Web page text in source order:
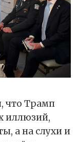
что Трамп
иллюзий,
а на слухи и